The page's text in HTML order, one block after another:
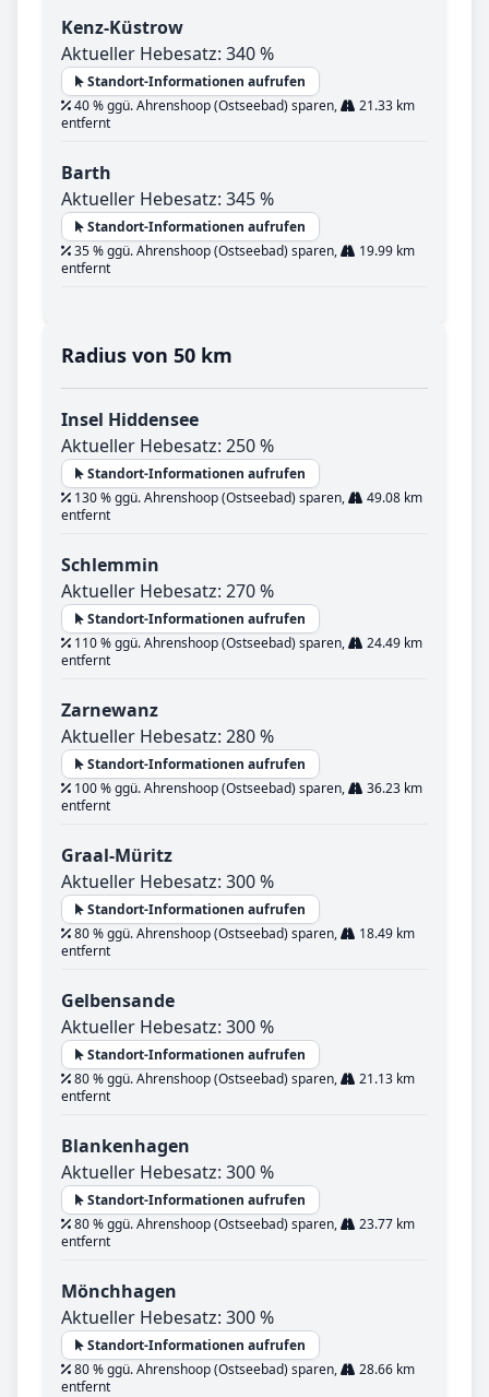
Kenz-Küstrow
Aktueller Hebesatz: 340 %
Standort-Informationen aufrufen
40 % ggü. Ahrenshoop (Ostseebad) sparen,
21.33 km
entfernt
Barth
Aktueller Hebesatz: 345 %
Standort-Informationen aufrufen
35 % ggü. Ahrenshoop (Ostseebad) sparen,
19.99 km
entfernt
Radius von 50 km
Insel Hiddensee
Aktueller Hebesatz: 250 %
Standort-Informationen aufrufen
130 % ggü. Ahrenshoop (Ostseebad) sparen,
49.08 km
entfernt
Schlemmin
Aktueller Hebesatz: 270 %
Standort-Informationen aufrufen
110 % ggü. Ahrenshoop (Ostseebad) sparen,
24.49 km
entfernt
Zarnewanz
Aktueller Hebesatz: 280 %
Standort-Informationen aufrufen
100 % ggü. Ahrenshoop (Ostseebad) sparen,
36.23 km
entfernt
Graal-Müritz
Aktueller Hebesatz: 300 %
Standort-Informationen aufrufen
80 % ggü. Ahrenshoop (Ostseebad) sparen,
18.49 km
entfernt
Gelbensande
Aktueller Hebesatz: 300 %
Standort-Informationen aufrufen
80 % ggü. Ahrenshoop (Ostseebad) sparen,
21.13 km
entfernt
Blankenhagen
Aktueller Hebesatz: 300 %
Standort-Informationen aufrufen
80 % ggü. Ahrenshoop (Ostseebad) sparen,
23.77 km
entfernt
Mönchhagen
Aktueller Hebesatz: 300 %
Standort-Informationen aufrufen
80 % ggü. Ahrenshoop (Ostseebad) sparen,
28.66 km
entfernt